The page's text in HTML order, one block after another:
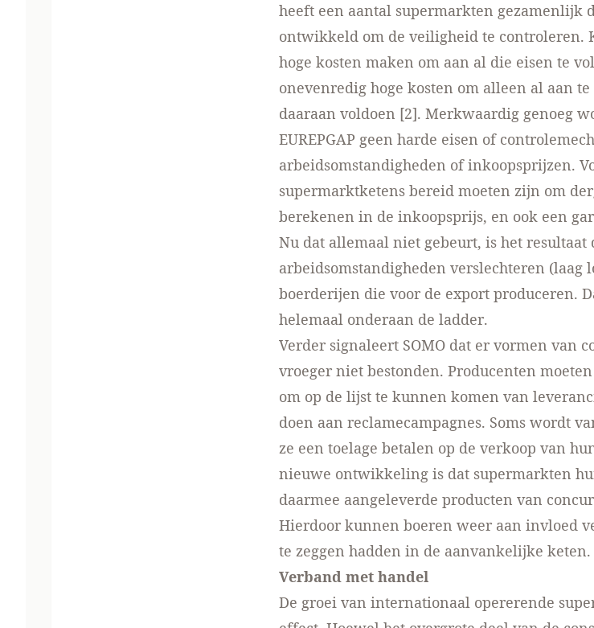
heeft een aantal supermarkten gezamenlijk
ontwikkeld om de veiligheid te controleren.
hoge kosten maken om aan al die eisen te
onevenredig hoge kosten om alleen al aan
daaraan voldoen [2]. Merkwaardig genoeg
EUREPGAP geen harde eisen of
arbeidsomstandigheden of inkoopsprijzen.
supermarktketens bereid moeten zijn om
berekenen in de inkoopsprijs, en ook een
Nu dat allemaal niet gebeurt, is het resultaat
arbeidsomstandigheden verslechteren (laag
boerderijen die voor de export produceren.
helemaal onderaan de ladder.
Verder signaleert SOMO dat er vormen van
vroeger niet bestonden. Producenten
om op de lijst te kunnen komen van
doen aan reclamecampagnes. Soms wordt
ze een toelage betalen op de verkoop van
nieuwe ontwikkeling is dat supermarkten
daarmee aangeleverde producten van
Hierdoor kunnen boeren weer aan invloed
te zeggen hadden in de aanvankelijke keten.
Verband met handel
De groei van internationaal opererende